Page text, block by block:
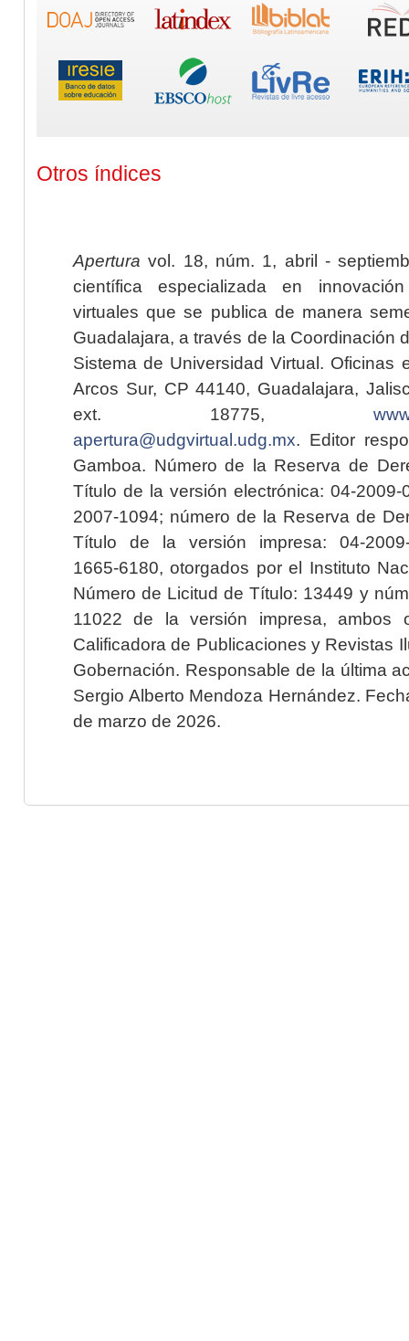
Otros índices
Apertura vol. 18, núm. 1, abril -
científica especializada en
virtuales que se publica de manera
Guadalajara, a través de la Coordinación
Sistema de Universidad Virtual. Oficinas
Arcos Sur, CP 44140, Guadalajara,
ext. 18775,
apertura@udgvirtual.udg.mx. Editor
Gamboa. Número de la Reserva de
Título de la versión electrónica: 04-2009-
2007-1094; número de la Reserva de
Título de la versión impresa: 04-2009-
1665-6180, otorgados por el Instituto
Número de Licitud de Título: 13449 y
11022 de la versión impresa, ambos
Calificadora de Publicaciones y Revistas
Gobernación. Responsable de la última
Sergio Alberto Mendoza Hernández.
de marzo de 2026.